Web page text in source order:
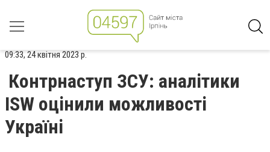
09:33, 24 квітня 2023 р.
Контрнаступ ЗСУ: аналітики
ISW оцінили можливості
Україні